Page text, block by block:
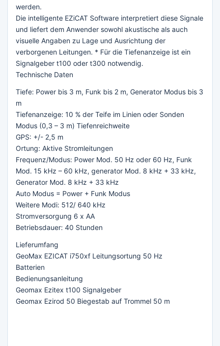
werden.
Die intelligente EZiCAT Software interpretiert diese Signale
und liefert dem Anwender sowohl akustische als auch
visuelle Angaben zu Lage und Ausrichtung der
verborgenen Leitungen. * Für die Tiefenanzeige ist ein
Signalgeber t100 oder t300 notwendig.
Technische Daten
Tiefe: Power bis 3 m, Funk bis 2 m, Generator Modus bis 3
m
Tiefenanzeige: 10 % der Teife im Linien oder Sonden
Modus (0,3 – 3 m) Tiefenreichweite
GPS: +/- 2,5 m
Ortung: Aktive Stromleitungen
Frequenz/Modus: Power Mod. 50 Hz oder 60 Hz, Funk
Mod. 15 kHz – 60 kHz, generator Mod. 8 kHz + 33 kHz,
Generator Mod. 8 kHz + 33 kHz
Auto Modus = Power + Funk Modus
Weitere Modi: 512/ 640 kHz
Stromversorgung 6 x AA
Betriebsdauer: 40 Stunden
Lieferumfang
GeoMax EZICAT i750xf Leitungsortung 50 Hz
Batterien
Bedienungsanleitung
Geomax Ezitex t100 Signalgeber
Geomax Ezirod 50 Biegestab auf Trommel 50 m